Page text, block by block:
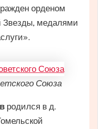
орденом
Звезды, медалями
Союза
родился в д.